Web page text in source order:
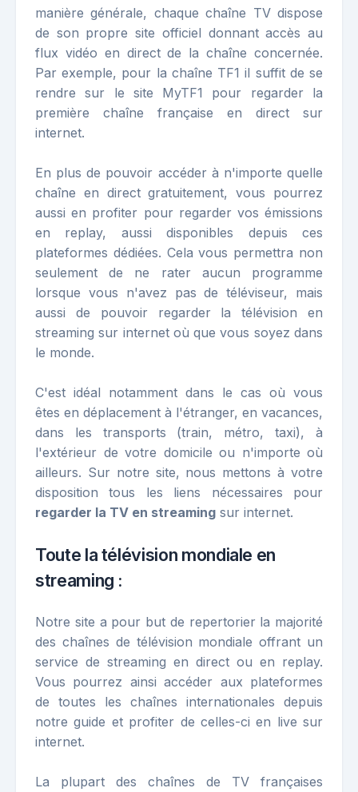
manière générale, chaque chaîne TV dispose
de son propre site officiel donnant accès au
flux vidéo en direct de la chaîne concernée.
Par exemple, pour la chaîne TF1 il suffit de se
rendre sur le site MyTF1 pour regarder la
première chaîne française en direct sur
internet.
En plus de pouvoir accéder à n'importe quelle
chaîne en direct gratuitement, vous pourrez
aussi en profiter pour regarder vos émissions
en replay, aussi disponibles depuis ces
plateformes dédiées. Cela vous permettra non
seulement de ne rater aucun programme
lorsque vous n'avez pas de téléviseur, mais
aussi de pouvoir regarder la télévision en
streaming sur internet où que vous soyez dans
le monde.
C'est idéal notamment dans le cas où vous
êtes en déplacement à l'étranger, en vacances,
dans les transports (train, métro, taxi), à
l'extérieur de votre domicile ou n'importe où
ailleurs. Sur notre site, nous mettons à votre
disposition tous les liens nécessaires pour
regarder la TV en streaming sur internet.
Toute la télévision mondiale en
streaming :
Notre site a pour but de repertorier la majorité
des chaînes de télévision mondiale offrant un
service de streaming en direct ou en replay.
Vous pourrez ainsi accéder aux plateformes
de toutes les chaînes internationales depuis
notre guide et profiter de celles-ci en live sur
internet.
La plupart des chaînes de TV françaises